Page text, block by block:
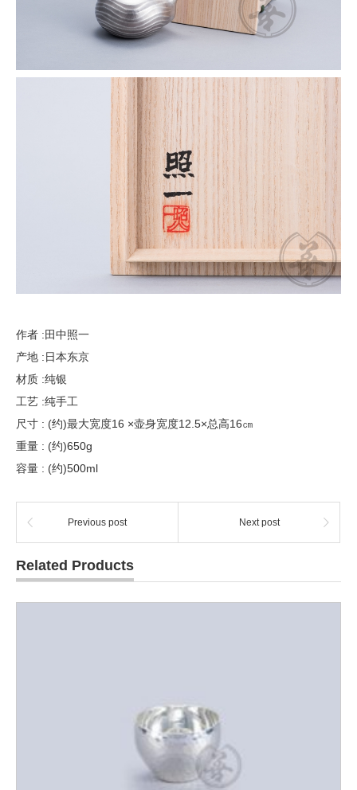
作者 :田中照一
产地 :日本东京
材质 :纯银
工艺 :纯手工
尺寸 : (约)最大宽度16 ×壶身宽度12.5×总高16㎝
重量 : (约)650g
容量 : (约)500ml
Previous post Next post
Related Products